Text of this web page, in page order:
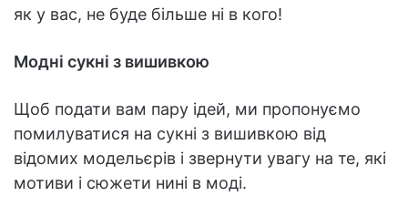
як у вас, не буде більше ні в кого!
Модні сукні з вишивкою
Щоб подати вам пару ідей, ми пропонуємо
помилуватися на сукні з вишивкою від
відомих модельєрів і звернути увагу на те, які
мотиви і сюжети нині в моді.